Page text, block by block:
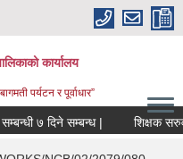
कार्यालय
पर्यटन र पूर्वाधार”
७ दिने सम्बन्ध |